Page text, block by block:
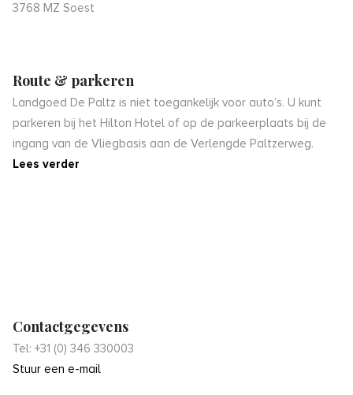
3768 MZ Soest
Route & parkeren
Landgoed De Paltz is niet toegankelijk voor auto’s. U kunt
parkeren bij het Hilton Hotel of op de parkeerplaats bij de
ingang van de Vliegbasis aan de Verlengde Paltzerweg.
Lees verder
Contactgegevens
Tel: +31 (0) 346 330003
Stuur een e-mail